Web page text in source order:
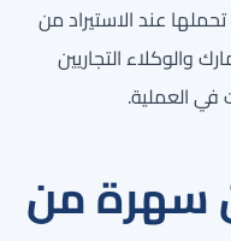
عند الاستيراد من
والوكلاء التجاريين
في العملية.
سهرة من